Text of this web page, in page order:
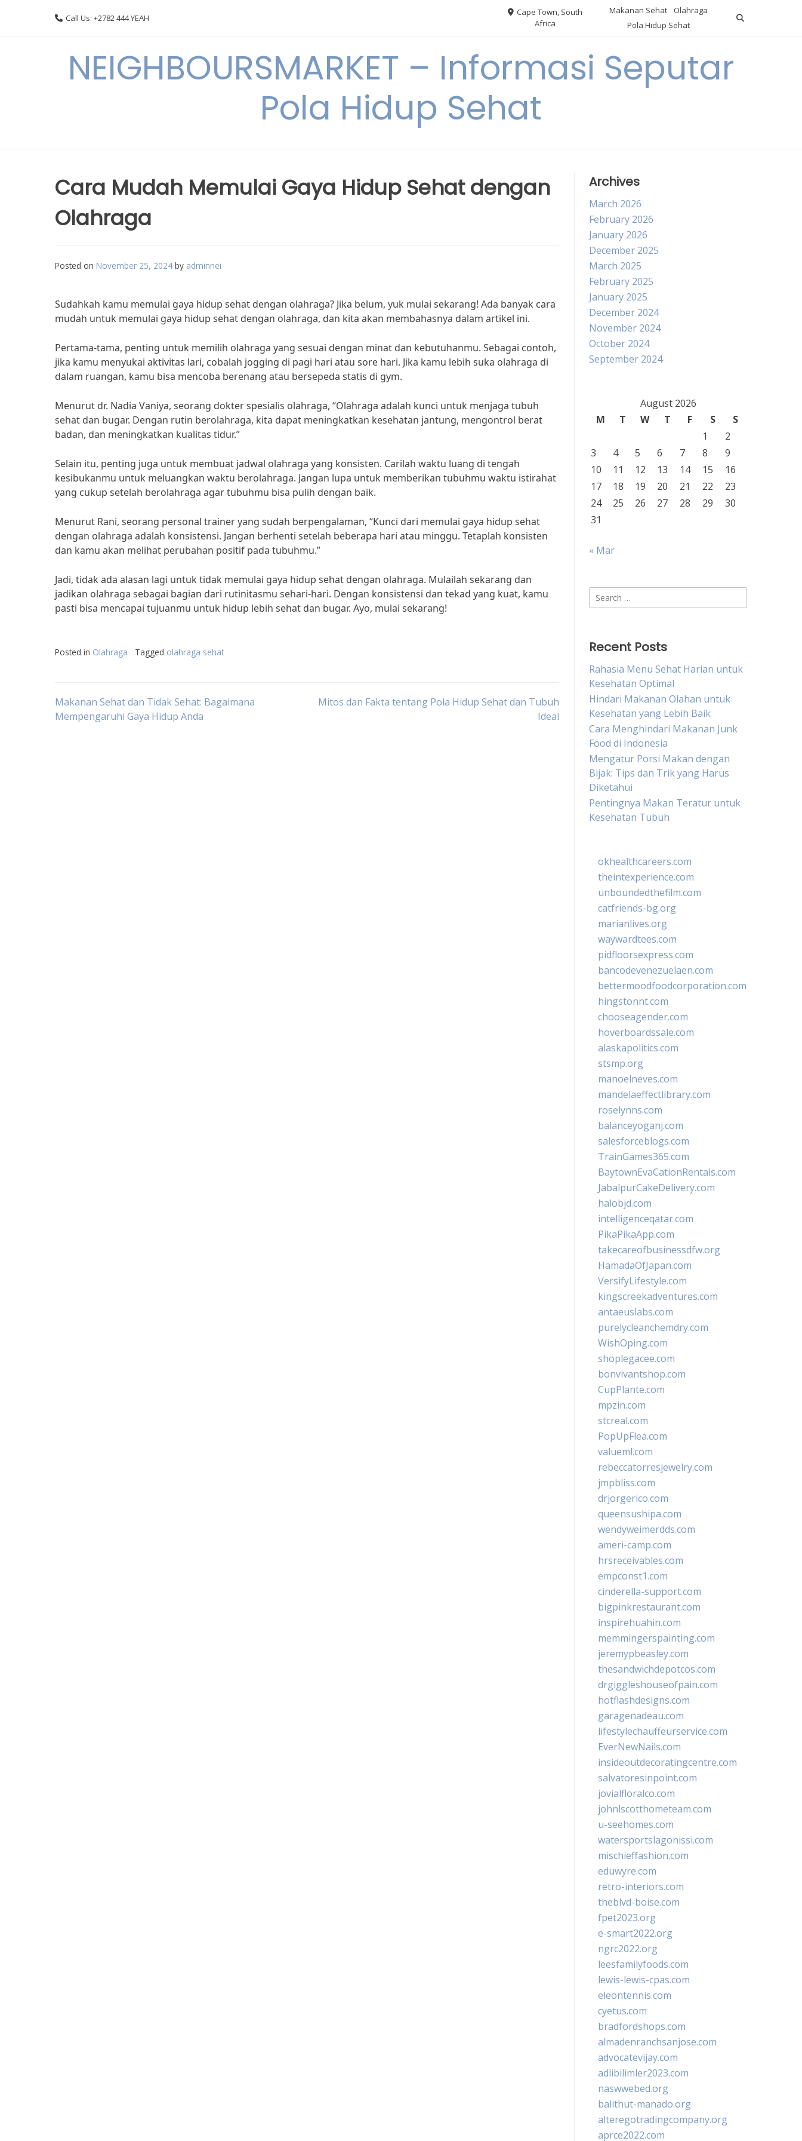
Call Us: +2782 444 YEAH
Cape Town, South
Africa
Makanan Sehat
Olahraga
Pola Hidup Sehat
NEIGHBOURSMARKET – Informasi Seputar
Pola Hidup Sehat
Cara Mudah Memulai Gaya Hidup Sehat dengan
Olahraga
Posted on November 25, 2024 by adminnei
Sudahkah kamu memulai gaya hidup sehat dengan olahraga? Jika belum, yuk mulai sekarang! Ada banyak cara
mudah untuk memulai gaya hidup sehat dengan olahraga, dan kita akan membahasnya dalam artikel ini.
Pertama-tama, penting untuk memilih olahraga yang sesuai dengan minat dan kebutuhanmu. Sebagai contoh,
jika kamu menyukai aktivitas lari, cobalah jogging di pagi hari atau sore hari. Jika kamu lebih suka olahraga di
dalam ruangan, kamu bisa mencoba berenang atau bersepeda statis di gym.
Menurut dr. Nadia Vaniya, seorang dokter spesialis olahraga, “Olahraga adalah kunci untuk menjaga tubuh
sehat dan bugar. Dengan rutin berolahraga, kita dapat meningkatkan kesehatan jantung, mengontrol berat
badan, dan meningkatkan kualitas tidur.”
Selain itu, penting juga untuk membuat jadwal olahraga yang konsisten. Carilah waktu luang di tengah
kesibukanmu untuk meluangkan waktu berolahraga. Jangan lupa untuk memberikan tubuhmu waktu istirahat
yang cukup setelah berolahraga agar tubuhmu bisa pulih dengan baik.
Menurut Rani, seorang personal trainer yang sudah berpengalaman, “Kunci dari memulai gaya hidup sehat
dengan olahraga adalah konsistensi. Jangan berhenti setelah beberapa hari atau minggu. Tetaplah konsisten
dan kamu akan melihat perubahan positif pada tubuhmu.”
Jadi, tidak ada alasan lagi untuk tidak memulai gaya hidup sehat dengan olahraga. Mulailah sekarang dan
jadikan olahraga sebagai bagian dari rutinitasmu sehari-hari. Dengan konsistensi dan tekad yang kuat, kamu
pasti bisa mencapai tujuanmu untuk hidup lebih sehat dan bugar. Ayo, mulai sekarang!
Posted in Olahraga Tagged olahraga sehat
Post
Makanan Sehat dan Tidak Sehat: Bagaimana
Mempengaruhi Gaya Hidup Anda
Mitos dan Fakta tentang Pola Hidup Sehat dan Tubuh
Ideal
Archives
March 2026
February 2026
January 2026
December 2025
March 2025
February 2025
January 2025
December 2024
November 2024
October 2024
September 2024
August 2026
M
T W T F S
S
1
2
3
4 5 6 7 8
9
10
11 12 13 14 15
16
17
18 19 20 21 22
23
24
25 26 27 28 29
30
31
« Mar
Search
for:
Recent Posts
Rahasia Menu Sehat Harian untuk
Kesehatan Optimal
Hindari Makanan Olahan untuk
Kesehatan yang Lebih Baik
Cara Menghindari Makanan Junk
Food di Indonesia
Mengatur Porsi Makan dengan
Bijak: Tips dan Trik yang Harus
Diketahui
Pentingnya Makan Teratur untuk
Kesehatan Tubuh
okhealthcareers.com
theintexperience.com
unboundedthefilm.com
catfriends-bg.org
marianlives.org
waywardtees.com
pidfloorsexpress.com
bancodevenezuelaen.com
bettermoodfoodcorporation.com
hingstonnt.com
chooseagender.com
hoverboardssale.com
alaskapolitics.com
stsmp.org
manoelneves.com
mandelaeffectlibrary.com
roselynns.com
balanceyoganj.com
salesforceblogs.com
TrainGames365.com
BaytownEvaCationRentals.com
JabalpurCakeDelivery.com
halobjd.com
intelligenceqatar.com
PikaPikaApp.com
takecareofbusinessdfw.org
HamadaOfJapan.com
VersifyLifestyle.com
kingscreekadventures.com
antaeuslabs.com
purelycleanchemdry.com
WishOping.com
shoplegacee.com
bonvivantshop.com
CupPlante.com
mpzin.com
stcreal.com
PopUpFlea.com
valueml.com
rebeccatorresjewelry.com
jmpbliss.com
drjorgerico.com
queensushipa.com
wendyweimerdds.com
ameri-camp.com
hrsreceivables.com
empconst1.com
cinderella-support.com
bigpinkrestaurant.com
inspirehuahin.com
memmingerspainting.com
jeremypbeasley.com
thesandwichdepotcos.com
drgiggleshouseofpain.com
hotflashdesigns.com
garagenadeau.com
lifestylechauffeurservice.com
EverNewNails.com
insideoutdecoratingcentre.com
salvatoresinpoint.com
jovialfloralco.com
johnlscotthometeam.com
u-seehomes.com
watersportslagonissi.com
mischieffashion.com
eduwyre.com
retro-interiors.com
theblvd-boise.com
fpet2023.org
e-smart2022.org
ngrc2022.org
leesfamilyfoods.com
lewis-lewis-cpas.com
eleontennis.com
cyetus.com
bradfordshops.com
almadenranchsanjose.com
advocatevijay.com
adlibilimler2023.com
naswwebed.org
balithut-manado.org
alteregotradingcompany.org
aprce2022.com